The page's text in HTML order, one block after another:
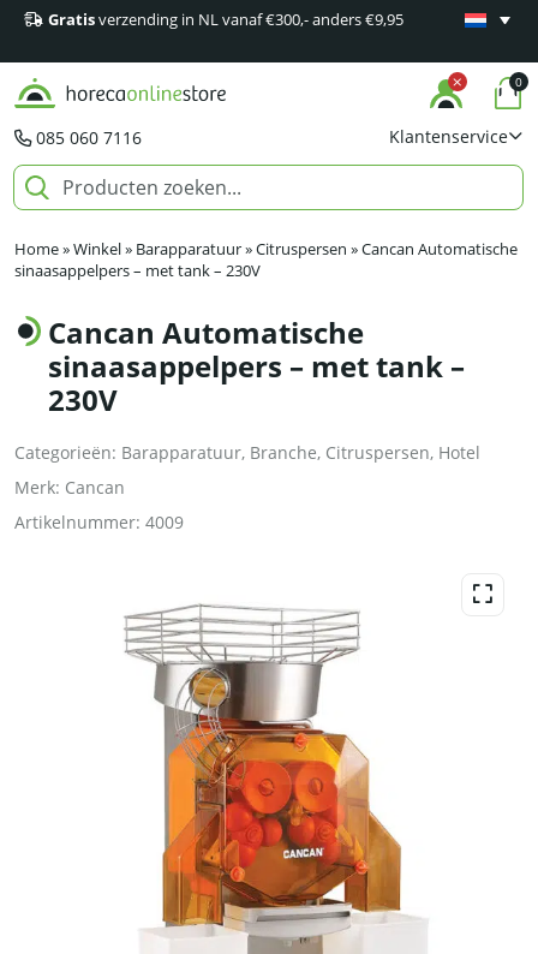
Gratisverzending in NL vanaf €300,- anders €9,95
Minimaal
085 060 7116 Klantenservice
0
Home»Winkel» Barapparatuur»Citruspersen »Cancan Automatische
sinaasappelpers – met tank – 230V
Cancan Automatische
sinaasappelpers – met tank –
230V
Categorieën: Barapparatuur, Branche, Citruspersen, Hotel
Merk: Cancan
Artikelnummer: 4009